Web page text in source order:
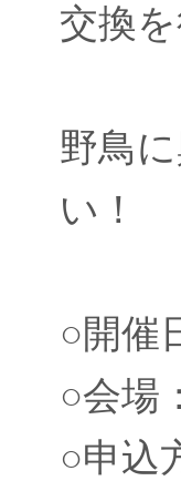
交換
野鳥
い！
○開催
○会
○申込